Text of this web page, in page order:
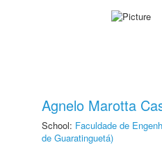
Agnelo Marotta
School: Faculdade de
de Guaratinguetá)